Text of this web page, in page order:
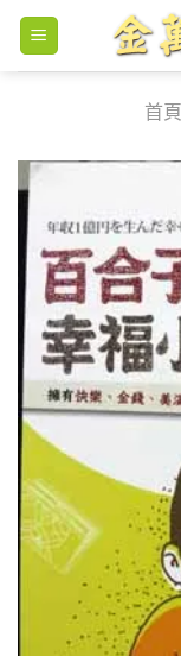
Skip
content
首頁